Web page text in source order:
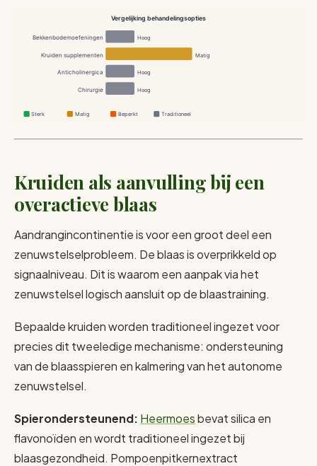
Vergelijking behandelingsopties
Bekkenbodemoefeningen Hoog
Kruiden supplementen Matig
Anticholinergica Hoog
Chirurgie Hoog
Sterk Matig Beperkt Traditioneel
Kruiden als aanvulling bij een
overactieve blaas
Aandrangincontinentie is voor een groot deel een
zenuwstelselprobleem. De blaas is overprikkeld op
signaalniveau. Dit is waarom een aanpak via het
zenuwstelsel logisch aansluit op de blaastraining.
Bepaalde kruiden worden traditioneel ingezet voor
precies dit tweeledige mechanisme: ondersteuning
van de blaasspieren en kalmering van het autonome
zenuwstelsel.
Spierondersteunend: Heermoesbevat silica en
flavonoïden en wordt traditioneel ingezet bij
blaasgezondheid. Pompoenpitkernextract